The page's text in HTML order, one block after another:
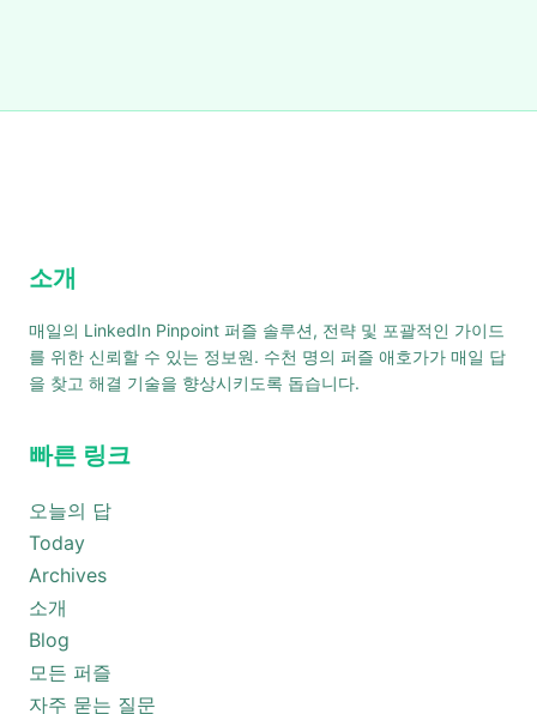
소개
매일의 LinkedIn Pinpoint 퍼즐 솔루션, 전략 및 포괄적인 가이드
를 위한 신뢰할 수 있는 정보원. 수천 명의 퍼즐 애호가가 매일 답
을 찾고 해결 기술을 향상시키도록 돕습니다.
빠른 링크
오늘의 답
Today
Archives
소개
Blog
모든 퍼즐
자주 묻는 질문